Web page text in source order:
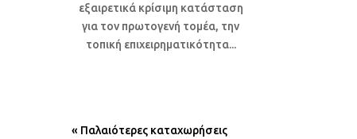
εξαιρετικά κρίσιμη κατάσταση
για τον πρωτογενή τομέα, την
τοπική επιχειρηματικότητα...
« Παλαιότερες καταχωρήσεις